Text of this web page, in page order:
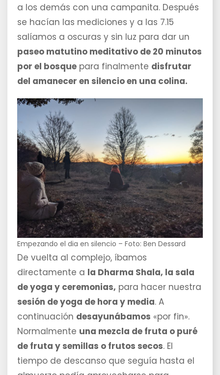
a los demás con una campanita. Después
se hacían las mediciones y a las 7.15
salíamos a oscuras y sin luz para dar un
paseo matutino meditativo de 20 minutos
por el bosque para finalmente disfrutar
del amanecer en silencio en una colina.
Empezando el dia en silencio – Foto: Ben Dessard
De vuelta al complejo, íbamos
directamente a la Dharma Shala, la sala
de yoga y ceremonias, para hacer nuestra
sesión de yoga de hora y media. A
continuación desayunábamos «por fin».
Normalmente una mezcla de fruta o puré
de fruta y semillas o frutos secos. El
tiempo de descanso que seguía hasta el